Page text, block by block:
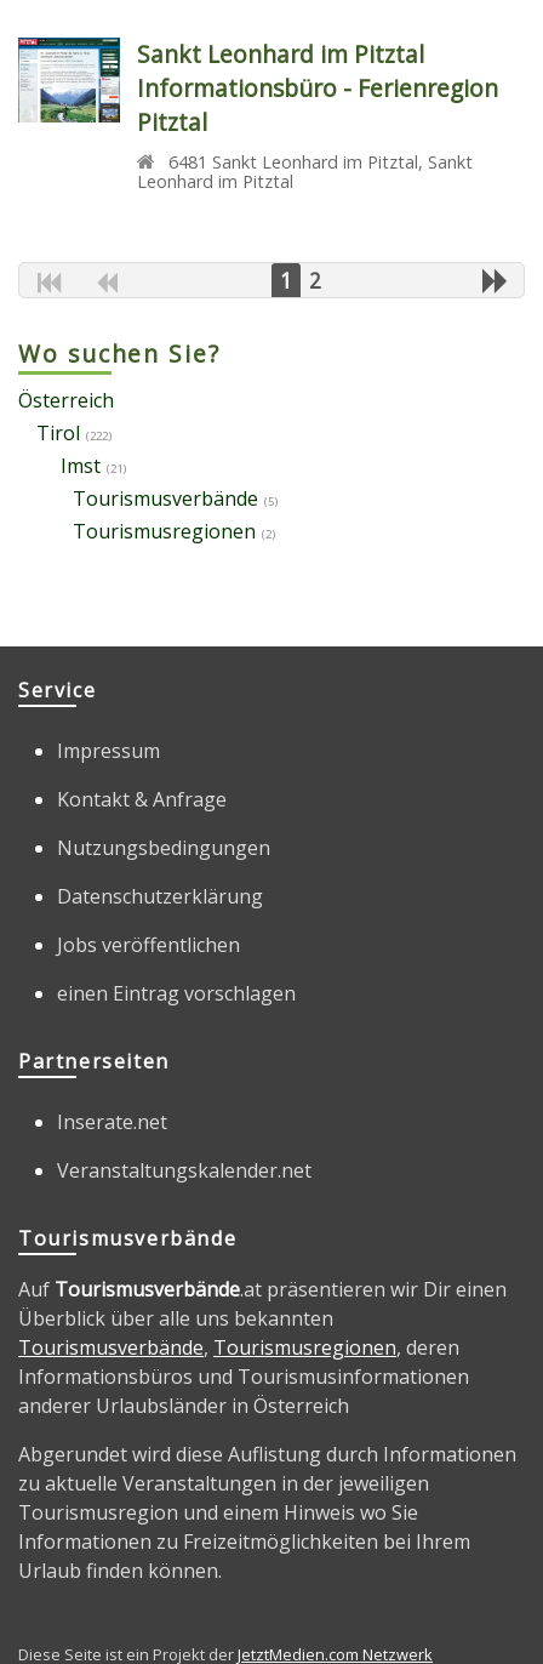
Sankt Leonhard im Pitztal
Informationsbüro - Ferienregion
Pitztal
6481 Sankt Leonhard im Pitztal, Sankt
Leonhard im Pitztal
1 2
Wo suchen Sie?
Österreich
Tirol (222)
Imst (21)
Tourismusverbände (5)
Tourismusregionen (2)
Service
Impressum
Kontakt & Anfrage
Nutzungsbedingungen
Datenschutzerklärung
Jobs veröffentlichen
einen Eintrag vorschlagen
Partnerseiten
Inserate.net
Veranstaltungskalender.net
Tourismusverbände
Auf Tourismusverbände.at präsentieren wir Dir einen
Überblick über alle uns bekannten
Tourismusverbände, Tourismusregionen, deren
Informationsbüros und Tourismusinformationen
anderer Urlaubsländer in Österreich
Abgerundet wird diese Auflistung durch Informationen
zu aktuelle Veranstaltungen in der jeweiligen
Tourismusregion und einem Hinweis wo Sie
Informationen zu Freizeitmöglichkeiten bei Ihrem
Urlaub finden können.
Diese Seite ist ein Projekt derJetztMedien.com Netzwerk